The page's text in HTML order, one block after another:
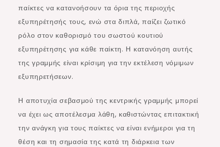
παίκτες να κατανοήσουν τα όρια της περιοχής
εξυπηρέτησής τους, ενώ στα διπλά, παίζει ζωτικό
ρόλο στον καθορισμό του σωστού κουτιού
εξυπηρέτησης για κάθε παίκτη. Η κατανόηση αυτής
της γραμμής είναι κρίσιμη για την εκτέλεση νόμιμων
εξυπηρετήσεων.
Η αποτυχία σεβασμού της κεντρικής γραμμής μπορεί
να έχει ως αποτέλεσμα λάθη, καθιστώντας επιτακτική
την ανάγκη για τους παίκτες να είναι ενήμεροι για τη
θέση και τη σημασία της κατά τη διάρκεια των